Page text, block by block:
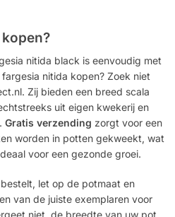
nitida black is eenvoudig met
nitida kopen? Zoek niet
Zij bieden een breed scala
uit eigen kwekerij en
Gratis verzending zorgt voor een
worden in potten gekweekt, wat
voor een gezonde groei.
let op de potmaat en
van de juiste exemplaren voor
niet, de breedte van uw pot